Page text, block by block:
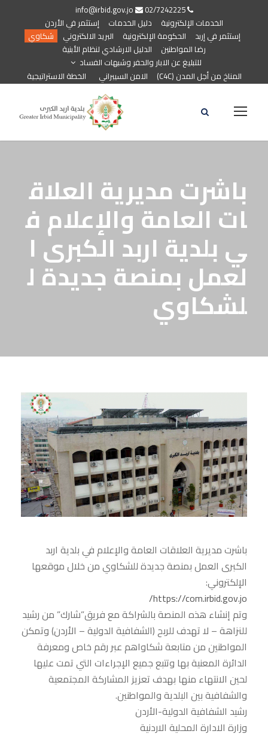
02/7242225
الخدمات الإلكترونية
دليل الخدمات
إستثمر في الأردن
إستثمر في إربد
الحكومة الإلكترونية البريد الالكتروني
شكاوي
رضا المواطنين
الدليل الارشادي لنظام الأبنية
للتبليغ عن الابار والحفر وشبهات الفساد
المناخ من أجل المدن (C4C)
الامن السيبراني الخطة الاستراتيجية
باشرت مديرية العلاق
ات العامة والإعلام ف
ي بلدية اربد الكبرى ا
لعمل بمنصة جديدة ل
لشكاوي
باشرت مديرية العلاقات العامة والإعلام في بلدية اربد
الكبرى العمل بمنصة جديدة للشكاوي من خلال موقعها
الإلكتروني:
https://com.irbid.gov.jo/
وتم إنشاء هذه المنصة بالشراكة مع فريق”شارك” من رشيد
للنزاهة – لا تهدف للربح (الشفافية الدولية – الأردن) وتمكن
المواطنين من متابعة شكاواهم عبر رقم خاص ومعرفة
الدائرة المعنية بها وتتبع جميع الإجراءات التي تمت عليها
لحين الانتهاء منها بهدف تعزيز المشاركة المجتمعية
والشفافية بين البلدية والمواطنين.
رشيد الشفافية الدولية-الأردن
وزارة الادارة المحلية الاردنية